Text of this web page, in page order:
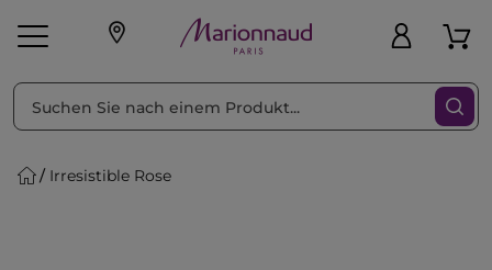
Geschenke
Irresistible Rose
sortieren nach Filter